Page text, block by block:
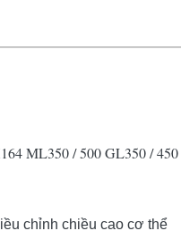
ML350 / 500 GL350 /
chỉnh chiều cao cơ thể